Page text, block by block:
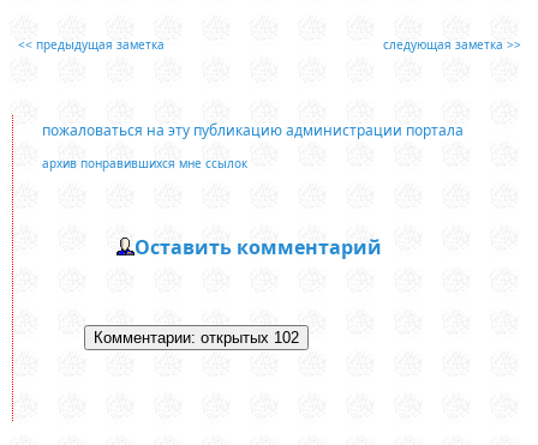
<< предыдущая заметка следующая заметка >>
пожаловаться на эту публикацию администрации портала
архив понравившихся мне ссылок
Оставить комментарий